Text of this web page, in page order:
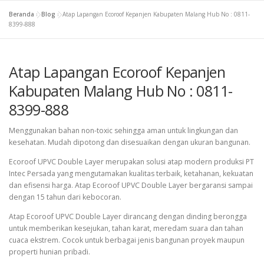
Beranda »Blog »Atap Lapangan Ecoroof Kepanjen Kabupaten Malang Hub No : 0811-
8399-888
Atap Lapangan Ecoroof Kepanjen
Kabupaten Malang Hub No : 0811-
8399-888
Menggunakan bahan non-toxic sehingga aman untuk lingkungan dan
kesehatan. Mudah dipotong dan disesuaikan dengan ukuran bangunan.
Ecoroof UPVC Double Layer merupakan solusi atap modern produksi PT
Intec Persada yang mengutamakan kualitas terbaik, ketahanan, kekuatan
dan efisensi harga. Atap Ecoroof UPVC Double Layer bergaransi sampai
dengan 15 tahun dari kebocoran.
Atap Ecoroof UPVC Double Layer dirancang dengan dinding berongga
untuk memberikan kesejukan, tahan karat, meredam suara dan tahan
cuaca ekstrem. Cocok untuk berbagai jenis bangunan proyek maupun
properti hunian pribadi.